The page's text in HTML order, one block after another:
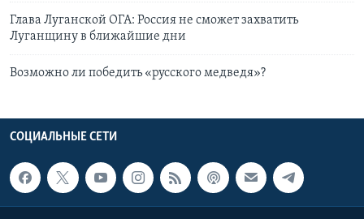
Глава Луганской ОГА: Россия не сможет захватить
Луганщину в ближайшие дни
Возможно ли победить «русского медведя»?
СОЦИАЛЬНЫЕ СЕТИ